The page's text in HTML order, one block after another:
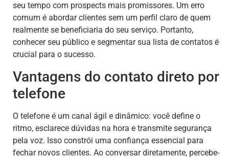
seu tempo com prospects mais promissores. Um erro
comum é abordar clientes sem um perfil claro de quem
realmente se beneficiaria do seu serviço. Portanto,
conhecer seu público e segmentar sua lista de contatos é
crucial para o sucesso.
Vantagens do contato direto por
telefone
O telefone é um canal ágil e dinâmico: você define o
ritmo, esclarece dúvidas na hora e transmite segurança
pela voz. Isso constrói uma confiança essencial para
fechar novos clientes. Ao conversar diretamente, percebe-